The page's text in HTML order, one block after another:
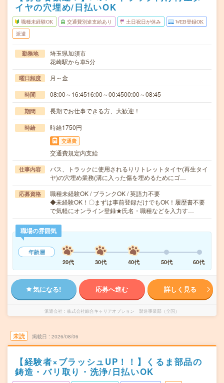
イヤの穴埋め/日払いOK
職種未経験OK 交通費別途支給あり 土日祝日が休み WEB登録OK
派遣
勤務地
埼玉県加須市
花崎駅から車5分
曜日頻度 月～金
時間 08:00～16:4516:00～00:4500:00～08:45
期間 長期でお仕事できる方、大歓迎！
時給 時給1750円
交通費
交通費規定内支給
仕事内容
バス、トラックに使用されるりリトレットタイヤ(再生タイ
ヤ)の穴埋め業務(溝に入った傷を埋めるためにゴ…
応募資格
職種未経験OK / ブランクOK / 英語力不要
◆未経験OK！〇まずは事前登録だけでもOK！履歴書不要
で気軽にオンライン登録★氏名・職種などを入力す…
職場の雰囲気
年齢層
20代
30代 40代 50代 60代
気になる! 応募へ進む 詳しく見る
派遣会社 株式会社綜合キャリアオプション 製造事業部（全国）
未読 掲載日 2026/08/06
【経験者×ブラッシュUP！！】くるま部品の
鋳造・バリ取り・洗浄/日払いOK